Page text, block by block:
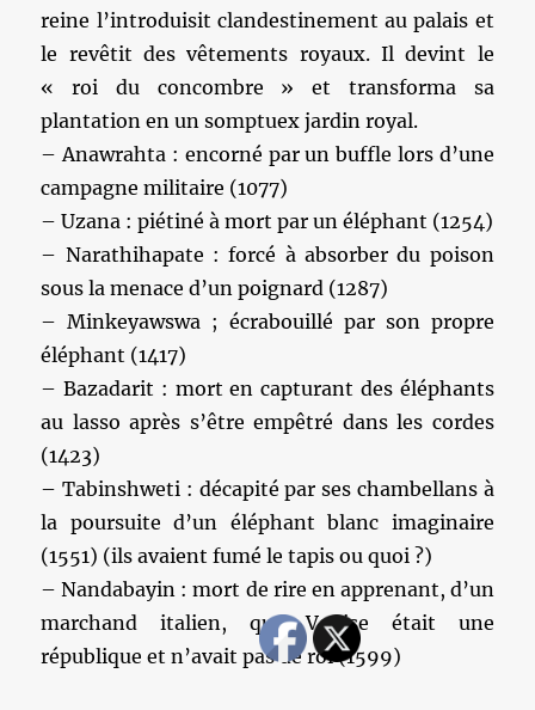
reine l’introduisit clandestinement au palais et
le revêtit des vêtements royaux. Il devint le
« roi du concombre » et transforma sa
plantation en un somptuex jardin royal.
– Anawrahta : encorné par un buffle lors d’une
campagne militaire (1077)
– Uzana : piétiné à mort par un éléphant (1254)
– Narathihapate : forcé à absorber du poison
sous la menace d’un poignard (1287)
– Minkeyawswa ; écrabouillé par son propre
éléphant (1417)
– Bazadarit : mort en capturant des éléphants
au lasso après s’être empêtré dans les cordes
(1423)
– Tabinshweti : décapité par ses chambellans à
la poursuite d’un éléphant blanc imaginaire
(1551) (ils avaient fumé le tapis ou quoi ?)
– Nandabayin : mort de rire en apprenant, d’un
marchand italien, que Venise était une
république et n’avait pas de roi (1599)